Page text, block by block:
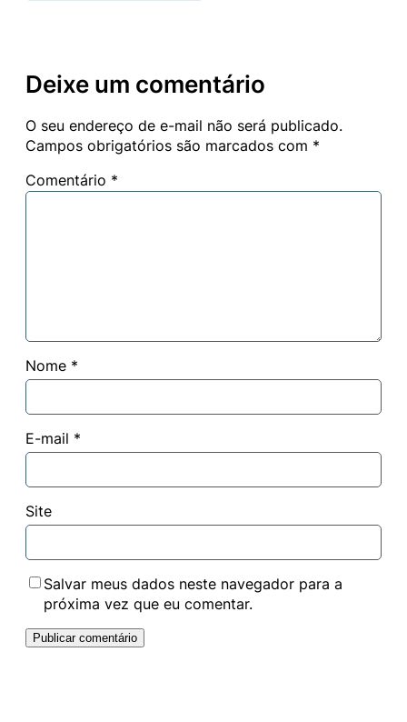
Deixe um comentário
O seu endereço de e-mail não será publicado.
Campos obrigatórios são marcados com *
Comentário *
Nome *
E-mail *
Site
Salvar meus dados neste navegador para a
próxima vez que eu comentar.